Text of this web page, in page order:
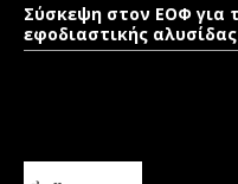
Σύσκεψη στον ΕΟΦ για
εφοδιαστικής